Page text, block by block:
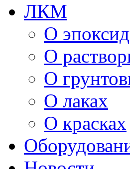
ЛКМ
О
О
О
О лаках
О красках